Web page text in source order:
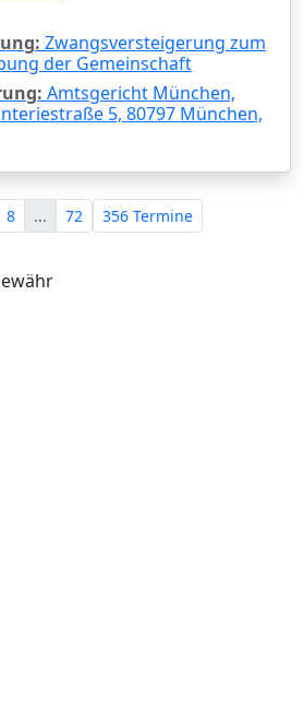
Zwangsversteigerung zum
der Gemeinschaft
Amtsgericht München,
5, 80797 München,
8 ... 72 356 Termine